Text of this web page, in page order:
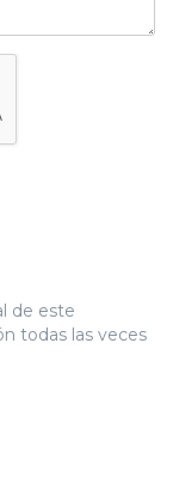
de este
todas las veces